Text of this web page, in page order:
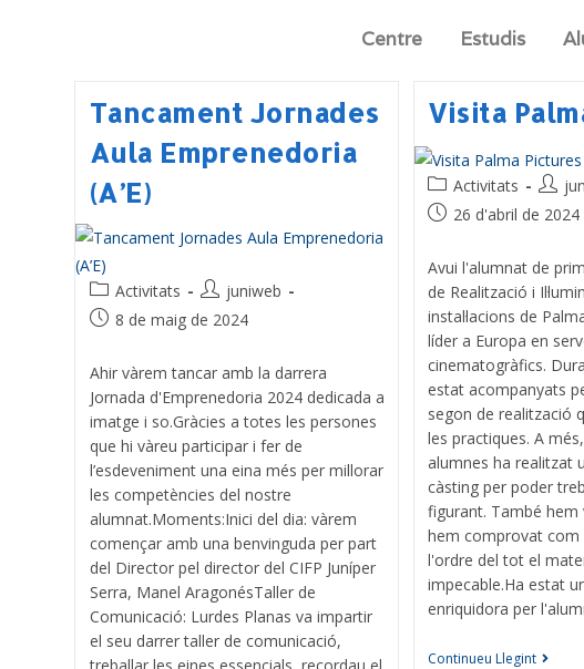
Centre Estudis
Tancament Jornades
Aula Emprenedoria
(A’E)
Activitats
juniweb
8 de maig de 2024
Ahir vàrem tancar amb la darrera
Jornada d'Emprenedoria 2024 dedicada a
imatge i so.Gràcies a totes les persones
que hi vàreu participar i fer de
l’esdeveniment una eina més per millorar
les competències del nostre
alumnat.Moments:Inici del dia: vàrem
començar amb una benvinguda per part
del Director pel director del CIFP Juníper
Serra, Manel AragonésTaller de
Comunicació: Lurdes Planas va impartir
el seu darrer taller de comunicació,
Visita
Activitats
26 d'abril de 2024
Avui l'alumnat de
de Realització i
instal·lacions de
líder a Europa en
cinematogràfics.
estat acompanyats
segon de realització
les practiques. A
alumnes ha realitzat
càsting per poder
figurant. També hem
hem comprovat com
l'ordre del tot el
impecable.Ha estat
enriquidora per
Continueu Llegint